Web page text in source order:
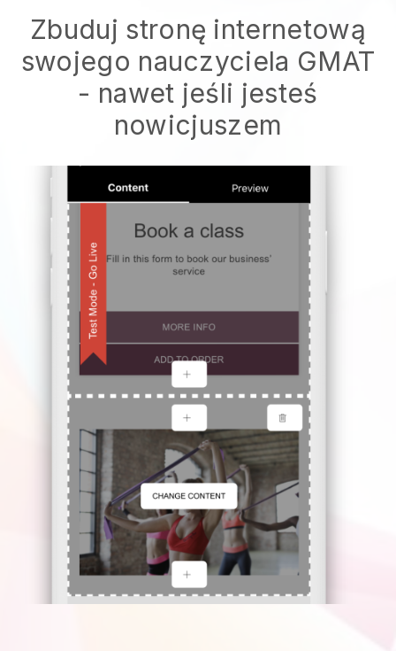
Zbuduj stronę internetową
swojego nauczyciela GMAT
- nawet jeśli jesteś
nowicjuszem